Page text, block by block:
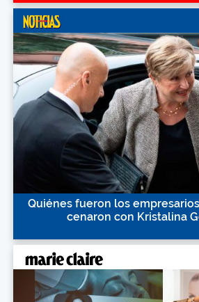
Quiénes fueron los
cenaron con Kristalina